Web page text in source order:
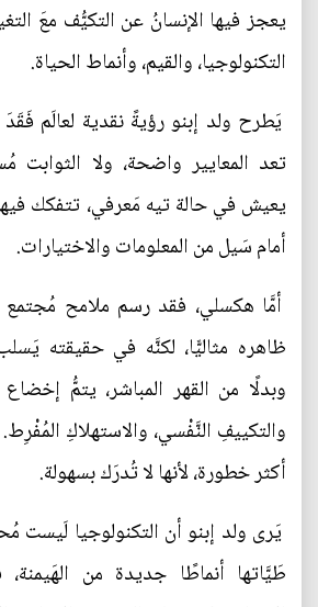
يعجز فيها الإنسانُ عن التكيُّف معَ
التكنولوجيا، والقيم، وأنماط الحياة.
يَطرح ولد إبنو رؤيةً نقدية لعالَم
تعد المعايير واضحة، ولا الثوابت
يعيش في حالة تيه مَعرفي، تتفكك فيها
أمام سَيل من المعلومات والاختيارات.
أمَّا هكسلي، فقد رسم ملامح
ظاهره مثاليًّا، لكنَّه في حقيقته
وبدلًا من القهر المباشر، يتمُّ إخضاع
والتكييفِ النَّفْسي، والاستهلاكِ
أكثر خطورة، لأنها لا تُدرَك بسهولة.
يَرى ولد إبنو أن التكنولوجيا لَيست
طَيَّاتها أنماطًا جديدة من